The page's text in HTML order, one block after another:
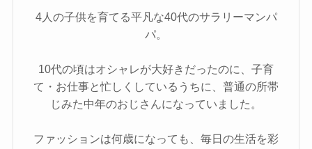
4人の子供を育てる平凡な40代のサラリーマンパ
パ。
10代の頃はオシャレが大好きだったのに、子育
て・お仕事と忙しくしているうちに、普通の所帯
じみた中年のおじさんになっていました。
ファッションは何歳になっても、毎日の生活を彩